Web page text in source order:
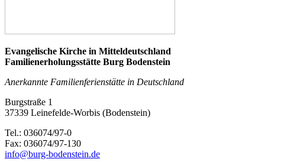
Evangelische Kirche in Mitteldeutschland
Familienerholungsstätte Burg Bodenstein
Anerkannte Familienferienstätte in Deutschland
Burgstraße 1
37339 Leinefelde-Worbis (Bodenstein)
Tel.: 036074/97-0
Fax: 036074/97-130
info@burg-bodenstein.de